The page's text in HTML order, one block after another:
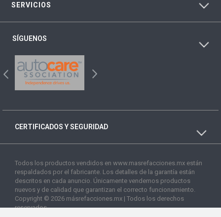
SERVICIOS
SÍGUENOS
CERTIFICADOS Y SEGURIDAD
Todos los productos vendidos en www.masrefacciones.mx están
respaldados por el fabricante. Los detalles de la garantía están
descritos en cada anuncio. Únicamente vendemos productos
nuevos y de calidad que garantizan el correcto funcionamiento.
Copyright © 2026 másrefacciones.mx | Todos los derechos
reservados